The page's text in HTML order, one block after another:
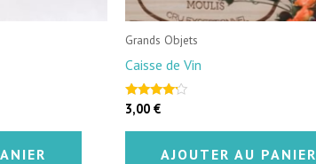
Grands Objets
Caisse de Vin
Note
4.00
sur 5
3,00 €
AJOUTER AU PANIER